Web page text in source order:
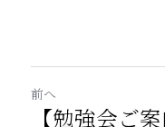
前へ
【勉強会ご